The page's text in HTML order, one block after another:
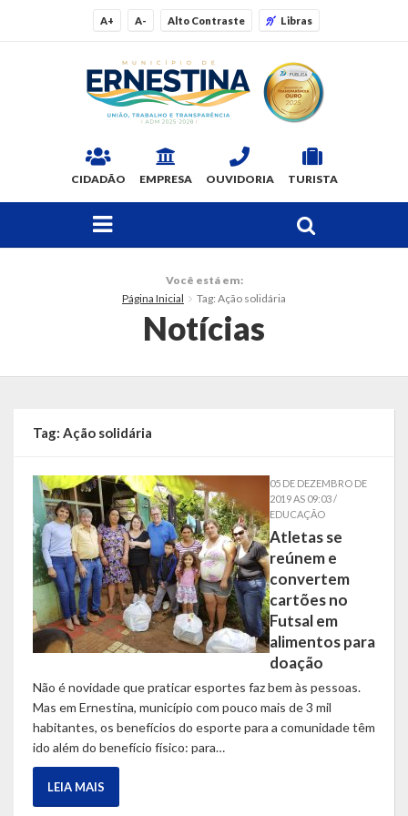
A+ A- Alto Contraste Libras
CIDADÃO EMPRESA OUVIDORIA TURISTA
Localização
Telefones Úteis
Secretarias
Estrutura organizacional
Administração
Educação, Cultura, Desporto e Turismo
Sala Multidisciplinar Saber Mais
Escola Municipal de Educação Infantil Dr. Orlando Rojas
Você está em:
Página Inicial
Tag: Ação solidária
Notícias
Tag: Ação solidária
05 DE DEZEMBRO DE
2019 AS 09:03 /
EDUCAÇÃO
Atletas se
reúnem e
convertem
cartões no
Futsal em
alimentos para
doação
Não é novidade que praticar esportes faz bem às pessoas.
Mas em Ernestina, município com pouco mais de 3 mil
habitantes, os benefícios do esporte para a comunidade têm
ido além do benefício físico: para…
LEIA MAIS